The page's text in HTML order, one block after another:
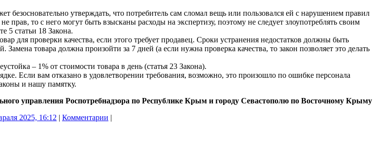
безосновательно утверждать, что потребитель сам сломал вещь или пользовался ей с нарушением правил
прав, то с него могут быть взысканы расходы на экспертизу, поэтому не следует злоупотреблять своим
5 статьи 18 Закона.
для проверки качества, если этого требует продавец. Сроки устранения недостатков должны быть
товара должна произойти за 7 дней (а если нужна проверка качества, то закон позволяет это делать
– 1% от стоимости товара в день (статья 23 Закона).
Если вам отказано в удовлетворении требования, возможно, это произошло по ошибке персонала
и нашу памятку.
управления Роспотребнадзора по Республике Крым и городу Севастополю по Восточному Крыму
2025, 16:12 | Комментарии |